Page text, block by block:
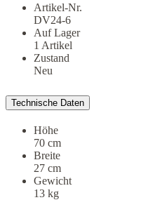
Artikel-Nr.
DV24-6
Auf Lager
1 Artikel
Zustand
Neu
Technische Daten
Höhe
70 cm
Breite
27 cm
Gewicht
13 kg